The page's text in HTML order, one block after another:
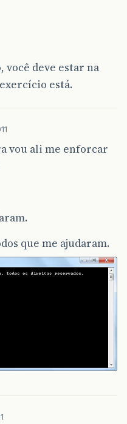
você deve estar na
está.
vou ali me enforcar
que me ajudaram.